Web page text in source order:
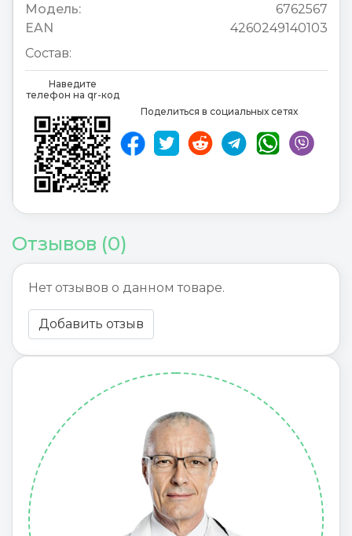
Модель:
6762567
EAN
4260249140103
Состав:
Наведите
телефон на qr-код
Поделиться в социальных сетях
Отзывов (0)
Нет отзывов о данном товаре.
Добавить отзыв